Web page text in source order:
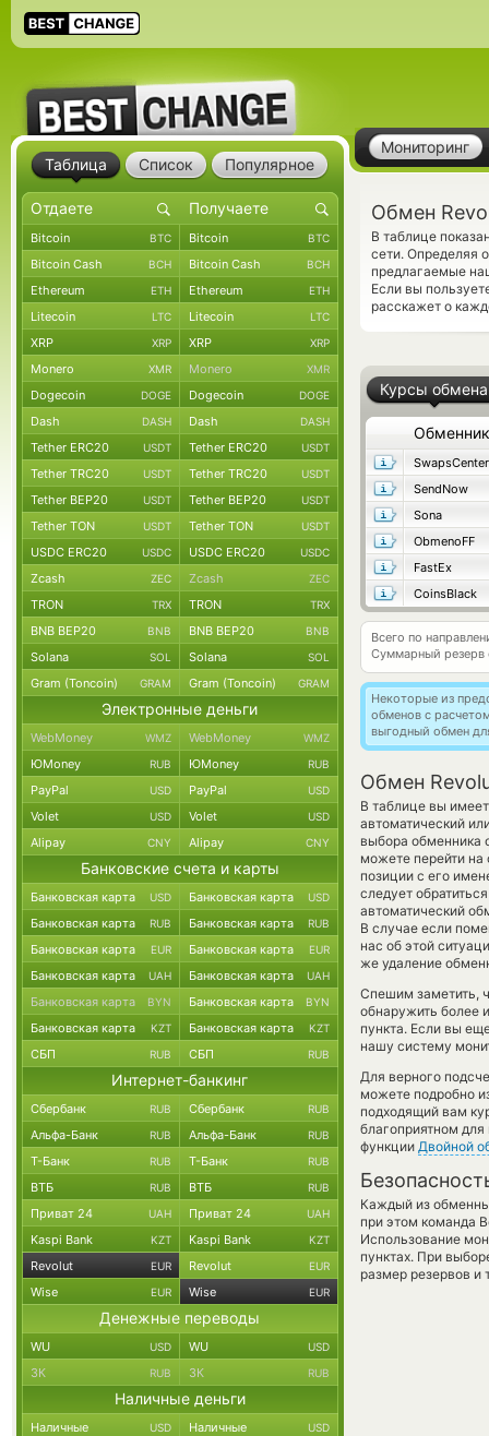
Мониторинг
Обмен
В таблице
сети. Определяя
предлагаемые
Если вы
расскажет о
Курсы обмена
Обменник
SwapsCenter
SendNow
Sona
ObmenoFF
FastEx
CoinsBlack
Всего по
Суммарный резерв
Некоторые из
обменов с
выгодный обмен
Обмен
В таблице вы
автоматический
выбора обменника
можете перейти
позиции с его
следует
автоматический
В случае если
нас об этой
же удаление
Спешим заметить,
обнаружить более
пункта. Если вы
нашу систему
Для верного
можете подробно
подходящий вам
благоприятном
функции Двойной
Каждый из
при этом команда
Использование
пунктах. При
размер резервов и
Таблица Список Популярное
Bitcoin BTC Bitcoin BTC
Bitcoin Cash BCH Bitcoin Cash BCH
Ethereum ETH Ethereum ETH
Litecoin LTC Litecoin LTC
XRP XRP XRP XRP
Monero XMR Monero XMR
Dogecoin DOGE Dogecoin DOGE
Dash DASH Dash DASH
Tether ERC20 USDT Tether ERC20 USDT
Tether TRC20 USDT Tether TRC20 USDT
Tether BEP20 USDT Tether BEP20 USDT
Tether TON USDT Tether TON USDT
USDC ERC20 USDC USDC ERC20 USDC
Zcash ZEC Zcash ZEC
TRON TRX TRON TRX
BNB BEP20 BNB BNB BEP20 BNB
Solana SOL Solana SOL
Gram (Toncoin) GRAM Gram (Toncoin) GRAM
Электронные деньги
WebMoney WMZ WebMoney WMZ
ЮMoney RUB ЮMoney RUB
PayPal USD PayPal USD
Volet USD Volet USD
Alipay CNY Alipay CNY
Банковские счета и карты
Банковская карта USD Банковская карта USD
Банковская карта RUB Банковская карта RUB
Банковская карта EUR Банковская карта EUR
Банковская карта UAH Банковская карта UAH
Банковская карта BYN Банковская карта BYN
Банковская карта KZT Банковская карта KZT
СБП RUB СБП RUB
Интернет-банкинг
Сбербанк RUB Сбербанк RUB
Альфа-Банк RUB Альфа-Банк RUB
Т-Банк RUB Т-Банк RUB
ВТБ RUB ВТБ RUB
Приват 24 UAH Приват 24 UAH
Kaspi Bank KZT Kaspi Bank KZT
Revolut EUR Revolut EUR
Wise EUR Wise EUR
Денежные переводы
WU USD WU USD
ЗК RUB ЗК RUB
Наличные деньги
Наличные USD Наличные USD